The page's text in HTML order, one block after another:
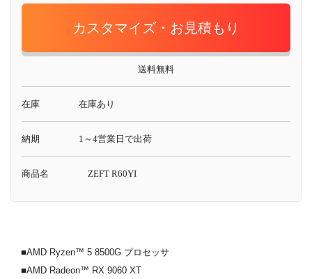
カスタマイズ・お見積もり
送料無料
在庫 在庫あり
納期 1～4営業日で出荷
商品名 ZEFT R60YI
■AMD Ryzen™ 5 8500G プロセッサ
■AMD Radeon™ RX 9060 XT